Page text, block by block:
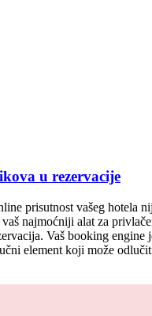
u rezervacije
prisutnost vašeg hotela
najmoćniji alat za
Vaš booking engine
element koji može